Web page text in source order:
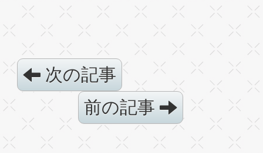
次の記事
前の記事